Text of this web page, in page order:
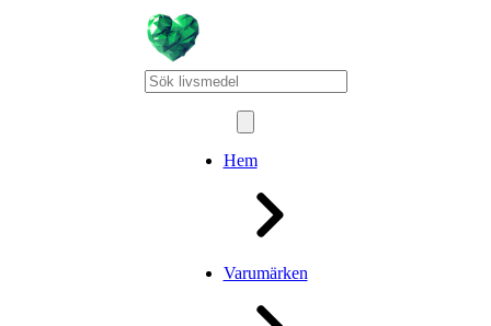
Hem
Varumärken